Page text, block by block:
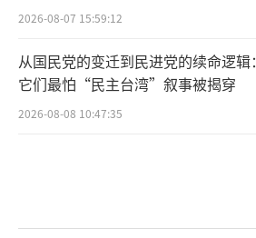
2026-08-07 15:59:12
从国民党的变迁到民进党的续命逻辑：
它们最怕“民主台湾”叙事被揭穿
2026-08-08 10:47:35